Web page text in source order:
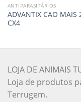
ANTIPARASITÁRIOS
ADVANTIX CAO MAIS
CX4
LOJA DE ANIMAIS
Loja de produtos
Terrugem.